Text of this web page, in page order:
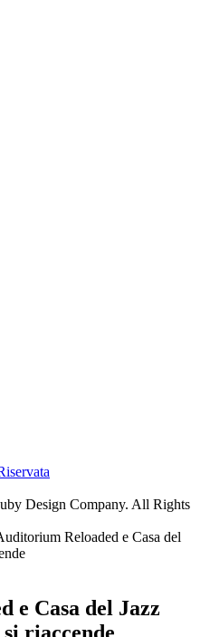
Design Company. All Rights
Reloaded e Casa del
e Casa del Jazz